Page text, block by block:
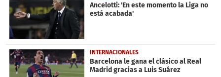
Ancelotti: 'En este momento la Liga no
está acabada'
INTERNACIONALES
Barcelona le gana el clásico al Real
Madrid gracias a Luis Suárez